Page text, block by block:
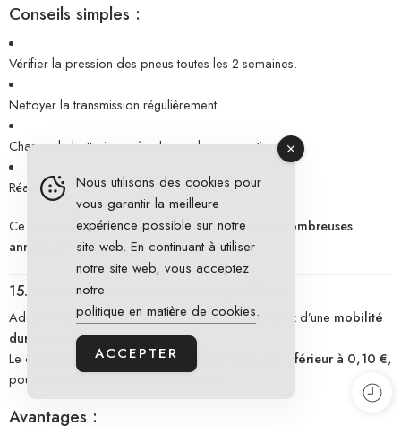
Conseils simples :
Vérifier la pression des pneus toutes les 2 semaines.
Nettoyer la transmission régulièrement.
Charger la batterie après chaque longue sortie.
Réaliser une révision annuelle.
Ce vélo cargo vous accompagnerapendant de nombreuses
années
, avec un minimum d’entretien.
15. Autonomie et économies au quotidien
Adopter le Tern Quick Haul D8 , c’est faire le choix d’une mobilité
durable et économique.
Le coût énergétique d’une recharge complète est
inférieur à 0,10 €,
pour une autonomie de près de 90 km.
Avantages :
Nous utilisons des cookies pour
vous garantir la meilleure
expérience possible sur notre
site web. En continuant à utiliser
notre site web, vous acceptez
notre
politique en matière de cookies.
ACCEPTER